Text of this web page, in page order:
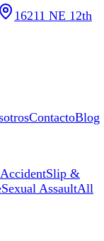
16211 NE 12th
ContactoBlog
Slip &
Sexual AssaultAll